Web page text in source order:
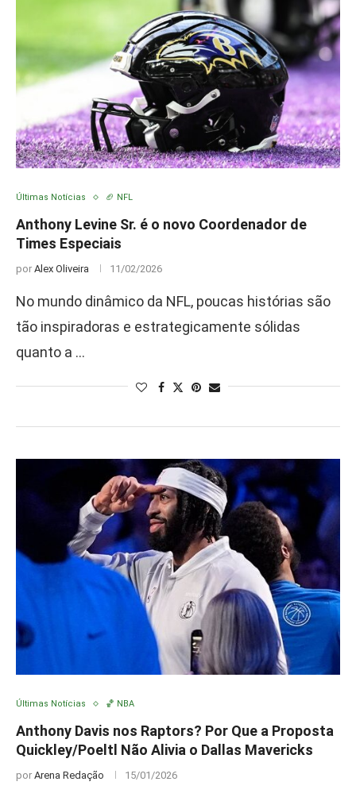
Últimas Notícias 🏈 NFL
Anthony Levine Sr. é o novo Coordenador de
Times Especiais
por Alex Oliveira 11/02/2026
No mundo dinâmico da NFL, poucas histórias são
tão inspiradoras e estrategicamente sólidas
quanto a …
Últimas Notícias 🏀 NBA
Anthony Davis nos Raptors? Por Que a Proposta
Quickley/Poeltl Não Alivia o Dallas Mavericks
por Arena Redação 15/01/2026